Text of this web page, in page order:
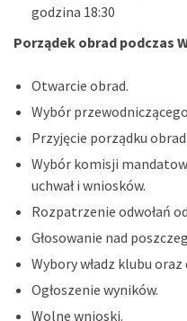
godzina 18:30
Porządek obrad podczas
Otwarcie obrad.
Wybór
Przyjęcie porządku obrad.
Wybór komisji
uchwał i wniosków.
Rozpatrzenie odwołań
Głosowanie nad
Wybory władz klubu
Ogłoszenie wyników.
Wolne wnioski.